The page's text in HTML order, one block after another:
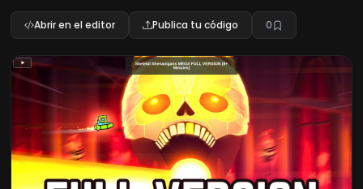
Abrir en el editor Publica tu código 0